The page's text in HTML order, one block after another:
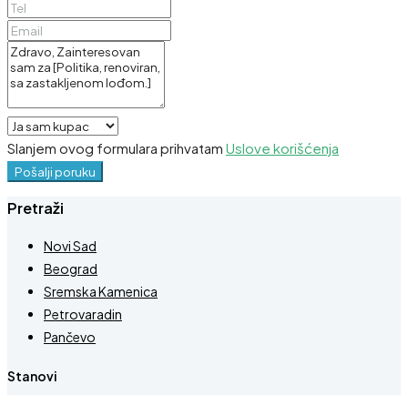
Slanjem ovog formulara prihvatam Uslove korišćenja
Pošalji poruku
Pretraži
Novi Sad
Beograd
Sremska Kamenica
Petrovaradin
Pančevo
Stanovi